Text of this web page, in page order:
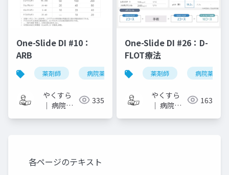
One-Slide DI #10：
ARB
薬剤師 病院薬剤師 one-slide di arb
やくすら
｜ 病院薬
335
One-Slide DI #26：D-
FLOT療法
薬剤師 病院薬剤師
やくすら
｜ 病院薬
163
各ページのテキスト